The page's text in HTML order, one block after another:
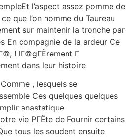
l’aspect assez pomme de
que l’on nomme du Taureau
sur maintenir la tronche par
En compagnie de la ardeur Ce
! lГ©gГЁrement Г
dans leur histoire
, lesquels se
Ces quelques quelques
anastatique
vie PГЁte de Fournir certains
tous les soudent ensuite